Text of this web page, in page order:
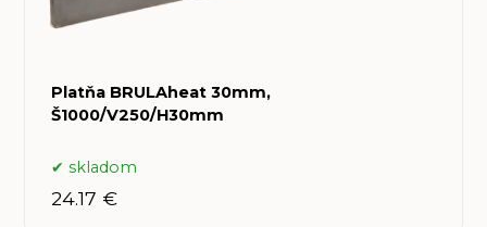
Platňa BRULAheat 30mm,
Š1000/V250/H30mm
skladom
24.17 €